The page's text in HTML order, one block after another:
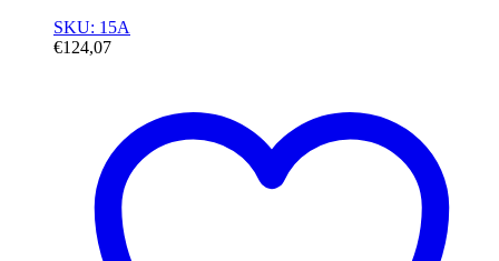
SKU: 15A
€124,07